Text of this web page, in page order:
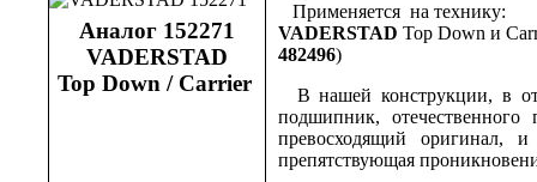
Аналог 152271
VADERSTAD
Top Down / Carrier
Применяется на технику:
VADERSTAD Top Down и
482496)
В нашей конструкции, в
подшипник, отечественного
превосходящий оригинал,
препятствующая